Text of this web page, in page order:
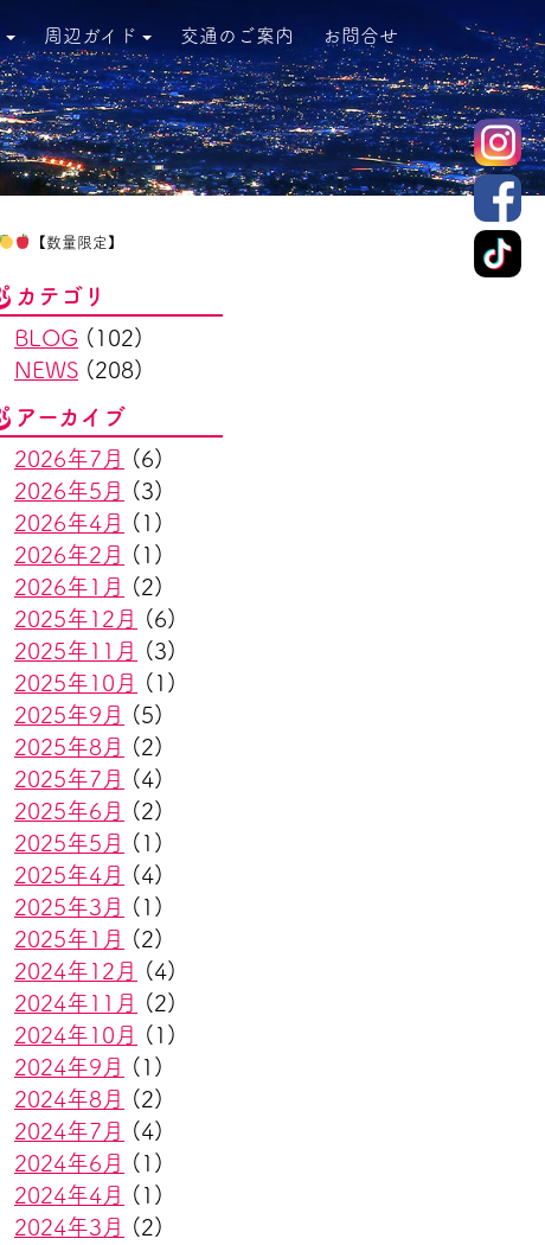
周辺ガイド 交通のご案内 お問合せ
【数量限定】
カテゴリ
BLOG (102)
NEWS (208)
アーカイブ
2026年7月
(6)
2026年5月
(3)
2026年4月
(1)
2026年2月
(1)
2026年1月
(2)
2025年12月
(6)
2025年11月
(3)
2025年10月
(1)
2025年9月
(5)
2025年8月
(2)
2025年7月
(4)
2025年6月
(2)
2025年5月
(1)
2025年4月
(4)
2025年3月
(1)
2025年1月
(2)
2024年12月
(4)
2024年11月
(2)
2024年10月
(1)
2024年9月
(1)
2024年8月
(2)
2024年7月
(4)
2024年6月
(1)
2024年4月
(1)
2024年3月
(2)